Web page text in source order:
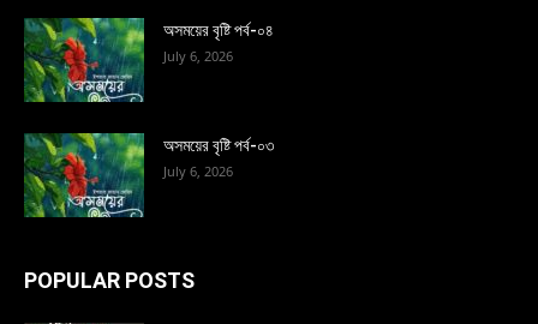
অসময়ের বৃষ্টি পর্ব-০৪
July 6, 2026
অসময়ের বৃষ্টি পর্ব-০৩
July 6, 2026
POPULAR POSTS